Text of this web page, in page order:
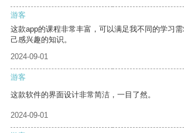
游客
这款app的课程非常丰富，可以满足我不同的学习
己感兴趣的知识。
2024-09-01
游客
这款软件的界面设计非常简洁，一目了然。
2024-09-01